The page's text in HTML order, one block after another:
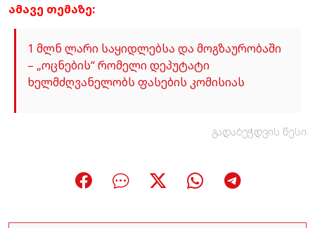
ამავე თემაზე:
1 მლნ ლარი საყიდლებსა და მოგზაურობაში
– „ოცნების“ რომელი დეპუტატი
ხელმძღვანელობს ფასების კომისიას
გადაბეჭდვის წესი